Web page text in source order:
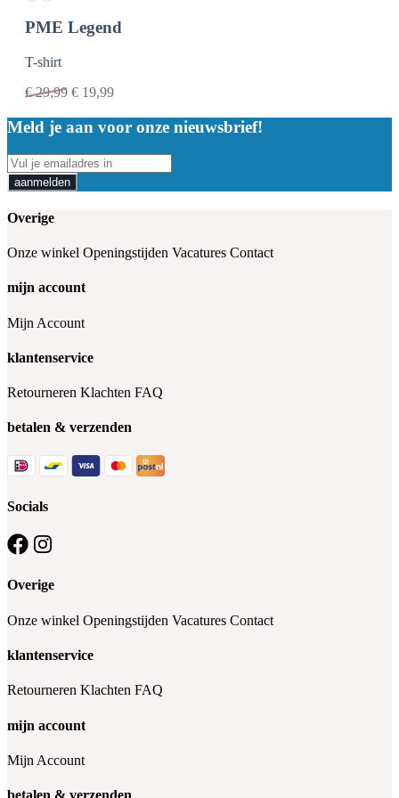
PME Legend
T-shirt
€29,99 € 19,99
Meld je aan voor onze nieuwsbrief!
aanmelden
Overige
Onze winkel Openingstijden Vacatures Contact
mijn account
Mijn Account
klantenservice
Retourneren Klachten FAQ
betalen & verzenden
Socials
Overige
Onze winkel Openingstijden Vacatures Contact
klantenservice
Retourneren Klachten FAQ
mijn account
Mijn Account
betalen & verzenden